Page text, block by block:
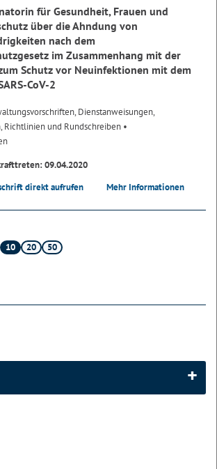
für Gesundheit, Frauen und
über die Ahndung von
nach dem
im Zusammenhang mit der
Schutz vor Neuinfektionen mit dem
CoV-2
Dienstanweisungen,
Richtlinien und Rundschreiben •
09.04.2020
direkt aufrufen Mehr Informationen
10 20 50